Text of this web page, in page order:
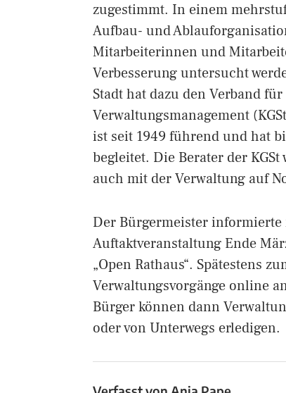
zugestimmt. In einem
Aufbau- und
Mitarbeiterinnen und
Verbesserung untersucht
Stadt hat dazu den Verband
Verwaltungsmanagement
ist seit 1949 führend und hat
begleitet. Die Berater der
auch mit der Verwaltung auf
Der Bürgermeister
Auftaktveranstaltung Ende
„Open Rathaus“. Spätestens
Verwaltungsvorgänge online
Bürger können dann
oder von Unterwegs erledigen.